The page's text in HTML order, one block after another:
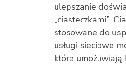
ulepszanie
„ciasteczkami”.
stosowane do
usługi sieciowe
które umożliwiają